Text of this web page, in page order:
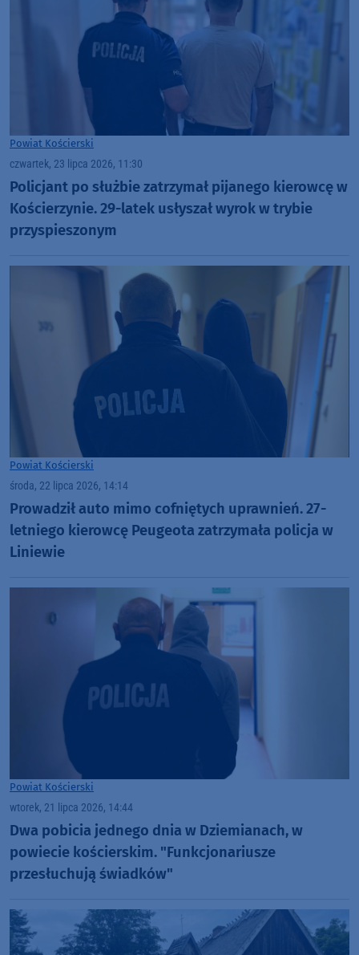
Powiat Kościerski
czwartek, 23 lipca 2026, 11:30
Policjant po służbie zatrzymał pijanego kierowcę w
Kościerzynie. 29-latek usłyszał wyrok w trybie
przyspieszonym
Powiat Kościerski
środa, 22 lipca 2026, 14:14
Prowadził auto mimo cofniętych uprawnień. 27-
letniego kierowcę Peugeota zatrzymała policja w
Liniewie
Powiat Kościerski
wtorek, 21 lipca 2026, 14:44
Dwa pobicia jednego dnia w Dziemianach, w
powiecie kościerskim. "Funkcjonariusze
przesłuchują świadków"